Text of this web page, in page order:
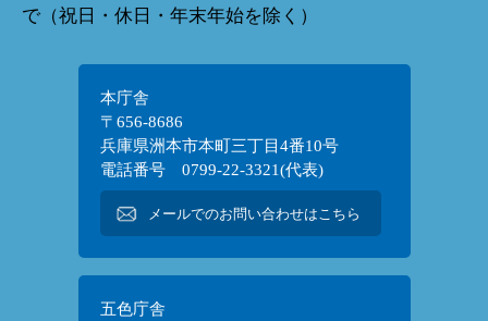
で（祝日・休日・年末年始を除く）
本庁舎
〒656-8686
兵庫県洲本市本町三丁目4番10号
電話番号 0799-22-3321(代表)
メールでのお問い合わせはこちら
五色庁舎